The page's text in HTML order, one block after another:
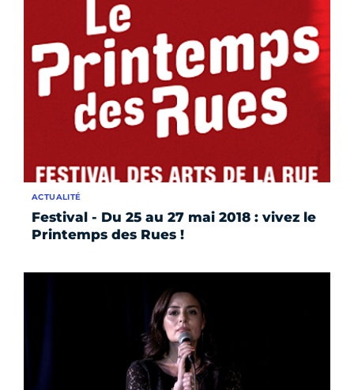
Festival - Du 25 au 27 mai 2018 : vivez le
Printemps des Rues !
ACTUALITÉ